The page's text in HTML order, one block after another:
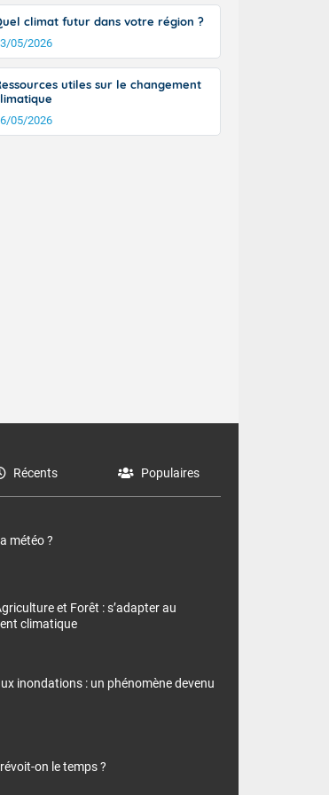
climat futur dans votre région ?
05/2026
utiles sur le changement
05/2026
Récents Populaires
météo ?
et Forêt : s’adapter au
climatique
inondations : un phénomène devenu
on le temps ?